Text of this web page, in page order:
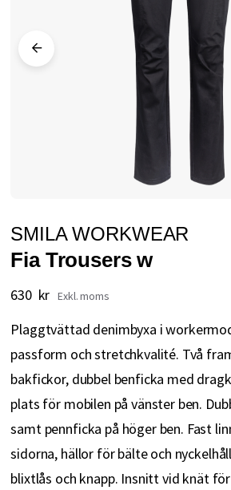
till
början
av
SMILA WORKWEAR
Fia Trousers w
630 kr
Plaggtvättad denimbyxa i
passform och stretchkvalité. Två
bakfickor, dubbel benficka med
plats för mobilen på vänster ben.
samt pennficka på höger ben. Fast
sidorna, hällor för bälte och
blixtlås och knapp. Insnitt vid knät